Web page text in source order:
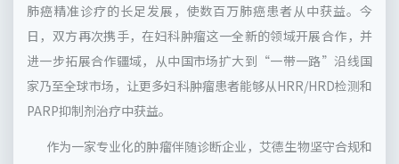
肺癌精准诊疗的长足发展，使数百万肺癌患者从中获益。今
日，双方再次携手，在妇科肿瘤这一全新的领域开展合作，并
进一步拓展合作疆域，从中国市场扩大到“一带一路”沿线国
家乃至全球市场，让更多妇科肿瘤患者能够从HRR/HRD检测和
PARP抑制剂治疗中获益。
作为一家专业化的肿瘤伴随诊断企业，艾德生物坚守合规和